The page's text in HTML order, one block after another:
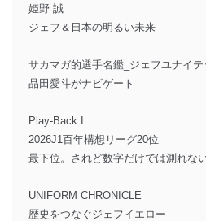
姫野 誠
ジェフ＆日本の明るい未来
サカマガ的選手名鑑_ジェフユナイ
品田愛斗がナビゲート
Play-Back I
2026J1百年構想リーグ20位
最下位。されど数字だけでは測れな
UNIFORM CHRONICLE
歴史をつなぐジェフイエロー